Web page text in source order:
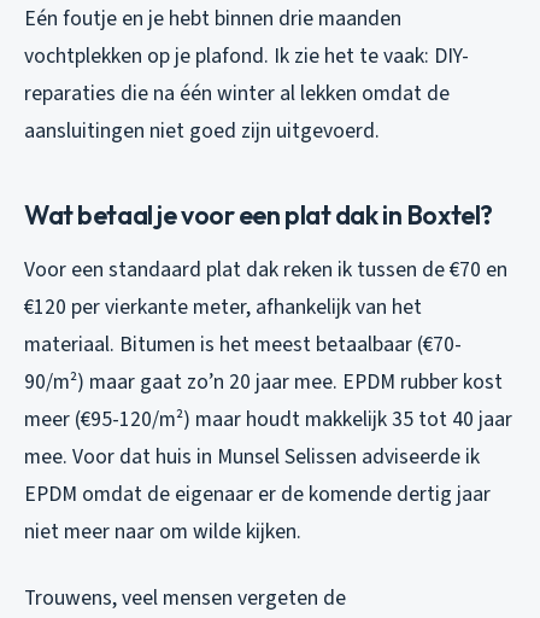
Eén foutje en je hebt binnen drie maanden
vochtplekken op je plafond. Ik zie het te vaak: DIY-
reparaties die na één winter al lekken omdat de
aansluitingen niet goed zijn uitgevoerd.
Wat betaal je voor een plat dak in Boxtel?
Voor een standaard plat dak reken ik tussen de €70 en
€120 per vierkante meter, afhankelijk van het
materiaal. Bitumen is het meest betaalbaar (€70-
90/m²) maar gaat zo’n 20 jaar mee. EPDM rubber kost
meer (€95-120/m²) maar houdt makkelijk 35 tot 40 jaar
mee. Voor dat huis in Munsel Selissen adviseerde ik
EPDM omdat de eigenaar er de komende dertig jaar
niet meer naar om wilde kijken.
Trouwens, veel mensen vergeten de